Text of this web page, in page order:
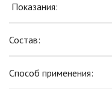
Показания:
Состав:
Способ применения: